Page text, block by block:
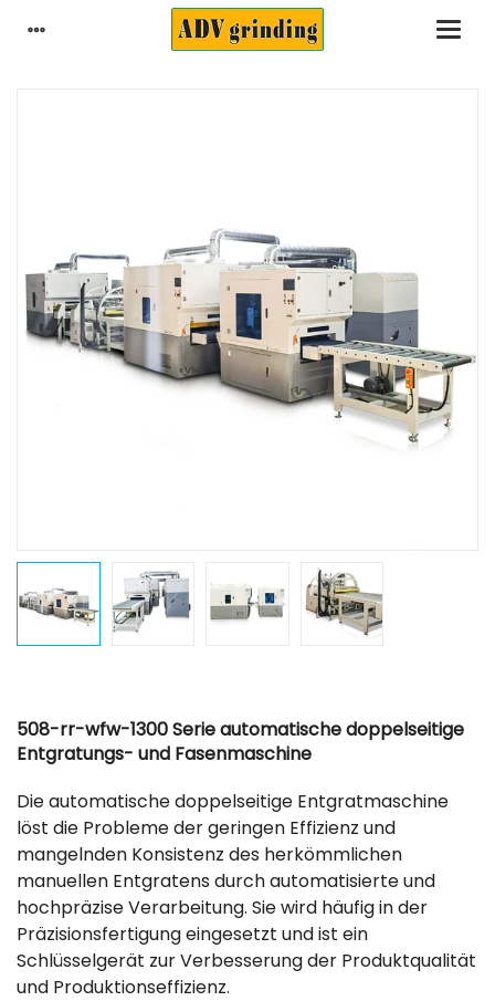
508-rr-wfw-1300 Serie automatische doppelseitige
Entgratungs- und Fasenmaschine
Die automatische doppelseitige Entgratmaschine
löst die Probleme der geringen Effizienz und
mangelnden Konsistenz des herkömmlichen
manuellen Entgratens durch automatisierte und
hochpräzise Verarbeitung. Sie wird häufig in der
Präzisionsfertigung eingesetzt und ist ein
Schlüsselgerät zur Verbesserung der Produktqualität
und Produktionseffizienz.